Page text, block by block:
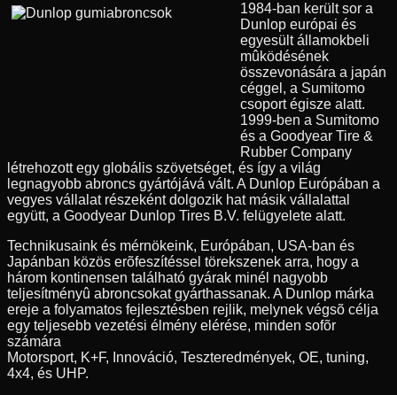
1984-ban került sor a
Dunlop európai és
egyesült államokbeli
mûködésének
összevonására a japán
céggel, a Sumitomo
csoport égisze alatt.
1999-ben a Sumitomo
és a Goodyear Tire &
Rubber Company
létrehozott egy globális szövetséget, és így a világ
legnagyobb abroncs gyártójává vált. A Dunlop Európában a
vegyes vállalat részeként dolgozik hat másik vállalattal
együtt, a Goodyear Dunlop Tires B.V. felügyelete alatt.
Technikusaink és mérnökeink, Európában, USA-ban és
Japánban közös erõfeszítéssel törekszenek arra, hogy a
három kontinensen található gyárak minél nagyobb
teljesítményû abroncsokat gyárthassanak. A Dunlop márka
ereje a folyamatos fejlesztésben rejlik, melynek végsõ célja
egy teljesebb vezetési élmény elérése, minden sofõr
számára
Motorsport, K+F, Innováció, Teszteredmények, OE, tuning,
4x4, és UHP.